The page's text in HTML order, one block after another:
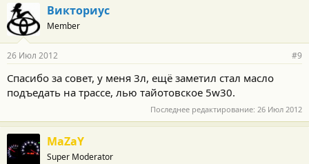
Викториус
Member
26 Июл 2012 #9
Спасибо за совет, у меня 3л, ещё заметил стал масло
подъедать на трассе, лью тайотовское 5w30.
Последнее редактирование: 26 Июл 2012
MaZaY
Super Moderator